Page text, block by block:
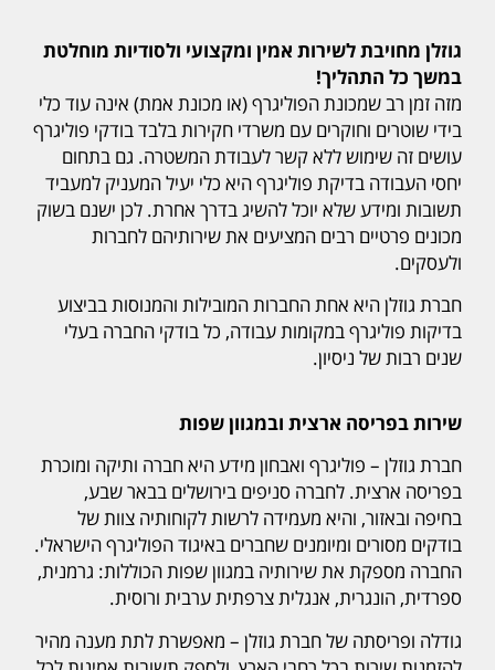
גוזלן מחויבת לשירות אמין ומקצועי ולסודיות מוחלטת
במשך כל התהליך!
מזה זמן רב שמכונת הפוליגרף (או מכונת אמת) אינה עוד כלי
בידי שוטרים וחוקרים עם משרדי חקירות בלבד בודקי פוליגרף
עושים זה שימוש ללא קשר לעבודת המשטרה. גם בתחום
יחסי העבודה בדיקת פוליגרף היא כלי יעיל המעניק למעביד
תשובות ומידע שלא יוכל להשיג בדרך אחרת. לכן ישנם בשוק
מכונים פרטיים רבים המציעים את שירותיהם לחברות
ולעסקים.
חברת גוזלן היא אחת החברות המובילות והמנוסות בביצוע
בדיקות פוליגרף במקומות עבודה, כל בודקי החברה בעלי
שנים רבות של ניסיון.
שירות בפריסה ארצית ובמגוון שפות
חברת גוזלן – פוליגרף ואבחון מידע היא חברה ותיקה ומוכרת
בפריסה ארצית. לחברה סניפים בירושלים בבאר שבע,
בחיפה ובאזור, והיא מעמידה לרשות לקוחותיה צוות של
בודקים מסורים ומיומנים שחברים באיגוד הפוליגרף הישראלי.
החברה מספקת את שירותיה במגוון שפות הכוללות: גרמנית,
ספרדית, הונגרית, אנגלית צרפתית ערבית ורוסית.
גודלה ופריסתה של חברת גוזלן – מאפשרת לתת מענה מהיר